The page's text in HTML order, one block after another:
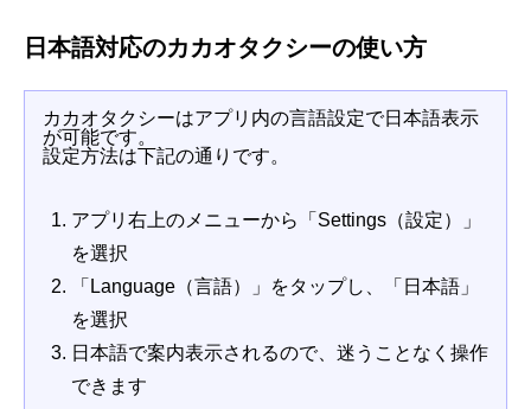
日本語対応のカカオタクシーの使い方
カカオタクシーはアプリ内の言語設定で日本語表示
が可能です。
設定方法は下記の通りです。
アプリ右上のメニューから「Settings（設定）」
を選択
「Language（言語）」をタップし、「日本語」
を選択
日本語で案内表示されるので、迷うことなく操作
できます